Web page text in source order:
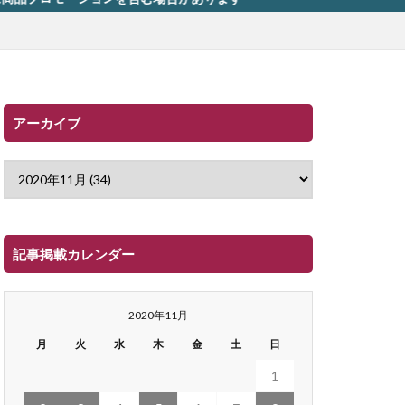
アーカイブ
記事掲載カレンダー
2020年11月
月 火 水 木 金 土 日
1